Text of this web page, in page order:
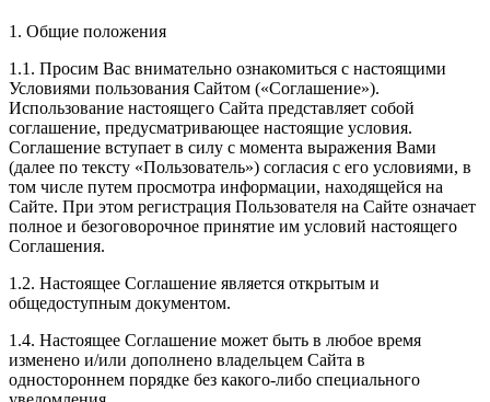
1. Общие положения
1.1. Просим Вас внимательно ознакомиться с настоящими
Условиями пользования Сайтом («Соглашение»).
Использование настоящего Сайта представляет собой
соглашение, предусматривающее настоящие условия.
Соглашение вступает в силу с момента выражения Вами
(далее по тексту «Пользователь») согласия с его условиями, в
том числе путем просмотра информации, находящейся на
Сайте. При этом регистрация Пользователя на Сайте означает
полное и безоговорочное принятие им условий настоящего
Соглашения.
1.2. Настоящее Соглашение является открытым и
общедоступным документом.
1.4. Настоящее Соглашение может быть в любое время
изменено и/или дополнено владельцем Сайта в
одностороннем порядке без какого-либо специального